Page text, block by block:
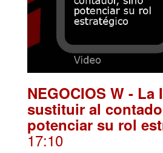
NEGOCIOS W -
sustituir al
potenciar su rol
17:10